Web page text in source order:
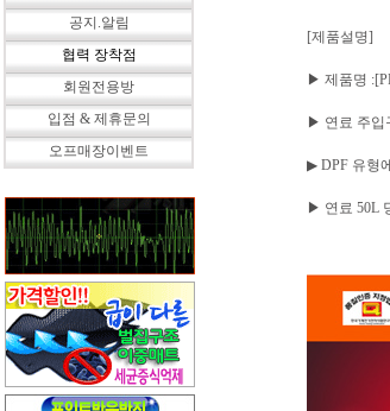
공지.알림
협력 장착점
회원전용방
입점 & 제휴문의
오프매장이벤트
[제품설명]
▶ 제품명
▶ 연료 주입
▶ DPF 유형
▶ 연료 50L